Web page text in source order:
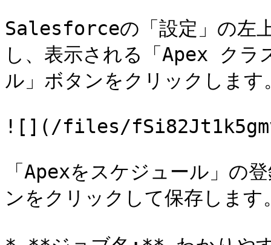
Salesforceの「設定」の左
し、表示される「Apex ク
ル」ボタンをクリックします
![](/files/
「Apexをスケジュール」の
ンをクリックして保存します